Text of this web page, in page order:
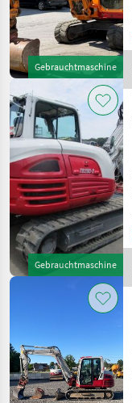
Gebrauchtmaschine
Gebrauchtmaschine